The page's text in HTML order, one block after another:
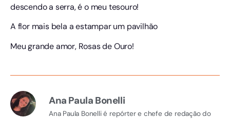
descendo a serra, é o meu tesouro!
A flor mais bela a estampar um pavilhão
Meu grande amor, Rosas de Ouro!
Ana Paula Bonelli
Ana Paula Bonelli é repórter e chefe de redação do